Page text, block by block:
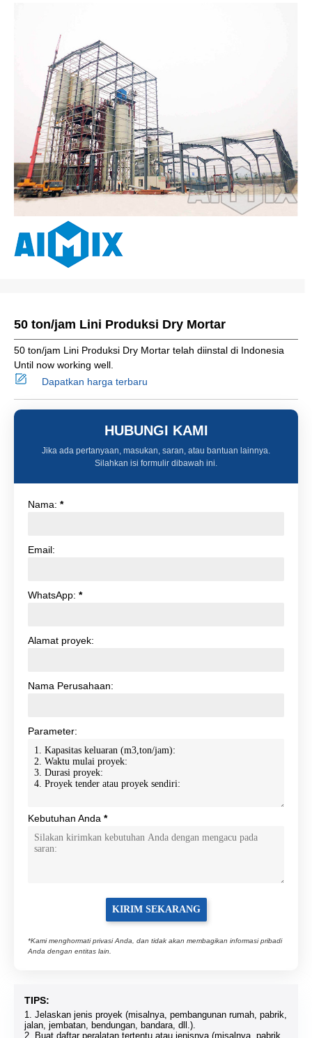
50 ton/jam Lini Produksi Dry Mortar
50 ton/jam Lini Produksi Dry Mortar telah diinstal di Indonesia
Until now working well.
Dapatkan harga terbaru
HUBUNGI KAMI
Jika ada pertanyaan, masukan, saran, atau bantuan lainnya.
Silahkan isi formulir dibawah ini.
Nama: *
Email:
WhatsApp: *
Alamat proyek:
Nama Perusahaan:
Parameter:
Kebutuhan Anda *
*Kami menghormati privasi Anda, dan tidak akan membagikan informasi pribadi
Anda dengan entitas lain.
TIPS:
1. Jelaskan jenis proyek (misalnya, pembangunan rumah, pabrik,
jalan, jembatan, bendungan, bandara, dll.).
2. Buat daftar peralatan tertentu atau jenisnya (misalnya, pabrik